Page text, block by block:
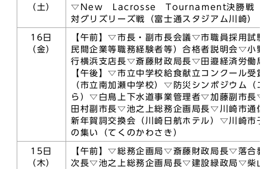
（土）
▽New Lacrosse Tournament決勝戦 川
対グリズリーズ戦（富士通スタジアム川崎）
16日
（金）
【午前】▽市長・副市長会議▽市職員採用試
民間企業等職務経験者等）合格者説明会▽小
行横浜支店長▽斎藤財政局長▽田邉経済労働
【午後】▽市立中学校給食献立コンクール受
（市立南加瀬中学校）▽防災シンポジウム（
ら）▽白鳥上下水道事業管理者▽加藤副市長
田村副市長▽池之上総務企画局長▽川崎市通
新年賀詞交換会（川崎日航ホテル）▽川崎市
の集い（てくのかわさき）
15日
（木）
【午前】▽総務企画局▽斎藤財政局長▽落合
次長▽池之上総務企画局長▽建設緑政局▽柴山